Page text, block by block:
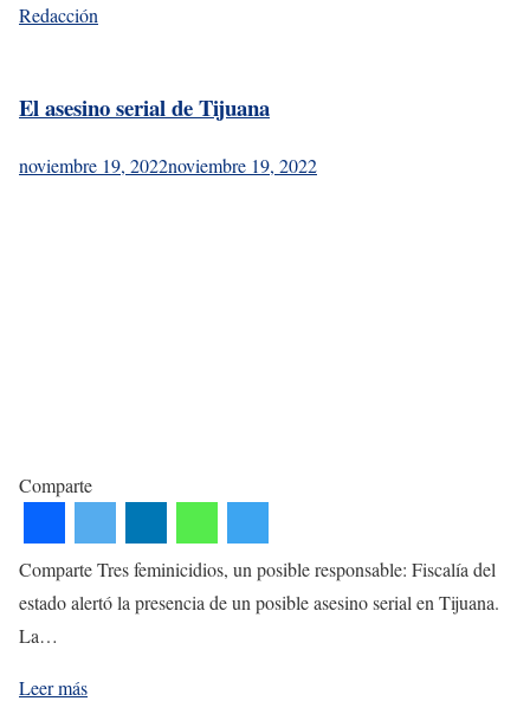
Redacción
El asesino serial de Tijuana
noviembre 19, 2022noviembre 19, 2022
Comparte
Comparte Tres feminicidios, un posible responsable: Fiscalía del
estado alertó la presencia de un posible asesino serial en Tijuana.
La…
Leer más